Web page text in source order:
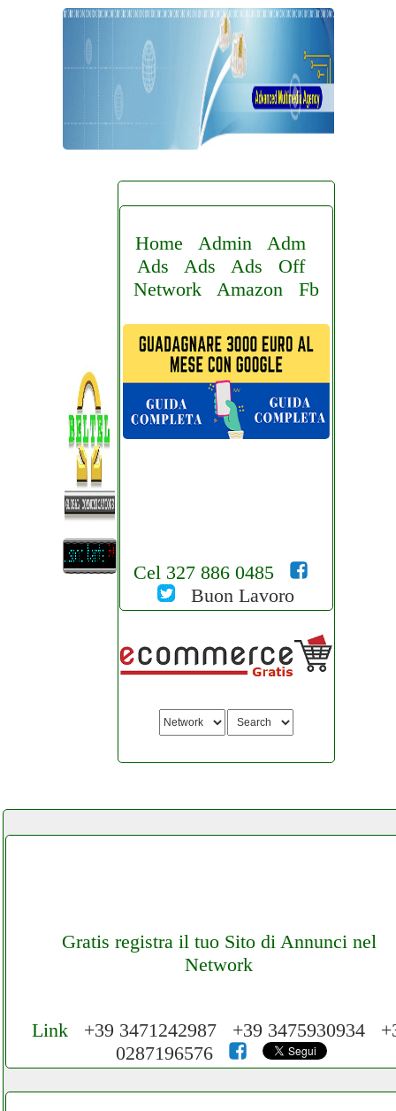
Home Admin
Adm
Ads
Ads Ads
Off
Network
Amazon Fb
Cel 327 886 0485
Buon Lavoro
Gratis registra il tuo Sito di Annunci nel
Network
Cerchiamo Collaboratori per Lavoro nel
Network 3.000 € Mese
Link+39 3471242987 +39 3475930934
0287196576